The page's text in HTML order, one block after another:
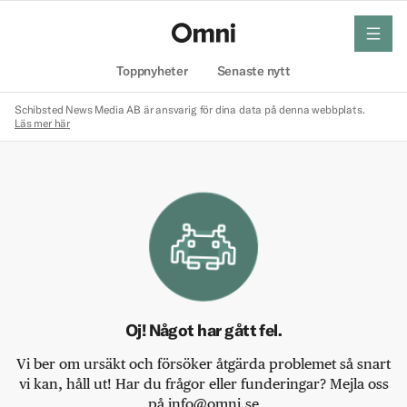
Toppnyheter Senaste nytt
meny
Schibsted News Media AB är ansvarig för dina data på denna webbplats.
Läs mer här
Oj! Något har gått fel.
Vi ber om ursäkt och försöker åtgärda problemet så snart
vi kan, håll ut! Har du frågor eller funderingar? Mejla oss